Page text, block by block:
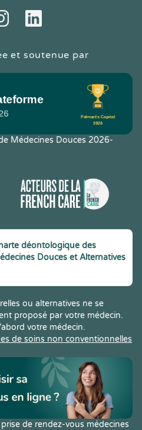
LinkedIn
et soutenue par
Médecines Douces 2026-
déontologique des
Douces et Alternatives
ou alternatives ne se
proposé par votre médecin.
votre médecin.
de soins non conventionnelles
de rendez-vous médecines